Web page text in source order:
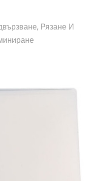
Рязане И